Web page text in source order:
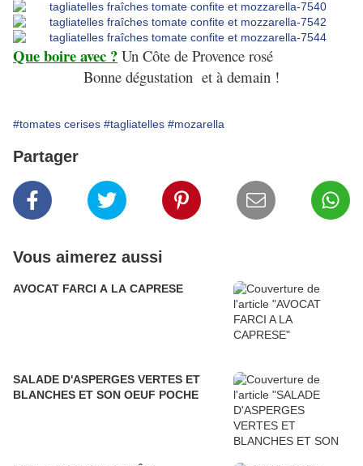
Que boire avec ? Un Côte de Provence rosé
Bonne dégustation et à demain !
#tomates cerises #tagliatelles #mozarella
Partager
Vous aimerez aussi
AVOCAT FARCI A LA CAPRESE
SALADE D'ASPERGES VERTES ET
BLANCHES ET SON OEUF POCHE